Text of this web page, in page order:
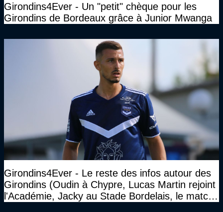
Girondins4Ever - Un "petit" chèque pour les
Girondins de Bordeaux grâce à Junior Mwanga
Girondins4Ever - Le reste des infos autour des
Girondins (Oudin à Chypre, Lucas Martin rejoint
l'Académie, Jacky au Stade Bordelais, le match